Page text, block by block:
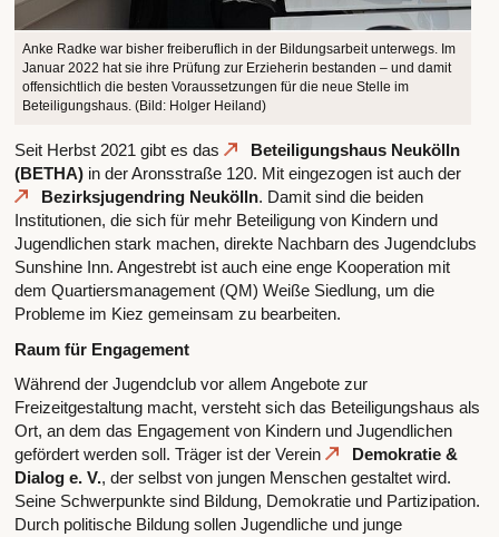
Anke Radke war bisher freiberuflich in der Bildungsarbeit unterwegs. Im
Januar 2022 hat sie ihre Prüfung zur Erzieherin bestanden – und damit
offensichtlich die besten Voraussetzungen für die neue Stelle im
Beteiligungshaus. (Bild: Holger Heiland)
Seit Herbst 2021 gibt es das
Beteiligungshaus Neukölln
(BETHA)in der Aronsstraße 120. Mit eingezogen ist auch der
Bezirksjugendring Neukölln. Damit sind die beiden
Institutionen, die sich für mehr Beteiligung von Kindern und
Jugendlichen stark machen, direkte Nachbarn des Jugendclubs
Sunshine Inn. Angestrebt ist auch eine enge Kooperation mit
dem Quartiersmanagement (QM) Weiße Siedlung, um die
Probleme im Kiez gemeinsam zu bearbeiten.
Raum für Engagement
Während der Jugendclub vor allem Angebote zur
Freizeitgestaltung macht, versteht sich das Beteiligungshaus als
Ort, an dem das Engagement von Kindern und Jugendlichen
gefördert werden soll. Träger ist der Verein
Demokratie &
Dialog e. V., der selbst von jungen Menschen gestaltet wird.
Seine Schwerpunkte sind Bildung, Demokratie und Partizipation.
Durch politische Bildung sollen Jugendliche und junge